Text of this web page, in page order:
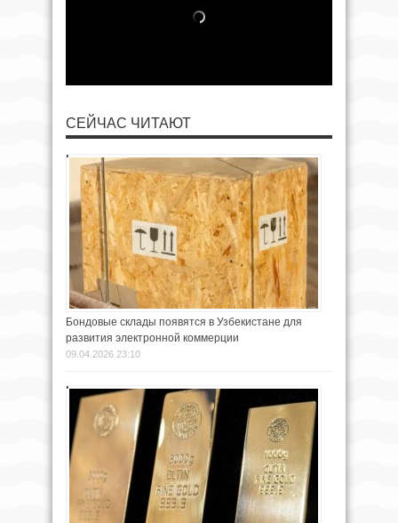
СЕЙЧАС ЧИТАЮТ
Бондовые склады появятся в Узбекистане для
развития электронной коммерции
09.04.2026 23:10